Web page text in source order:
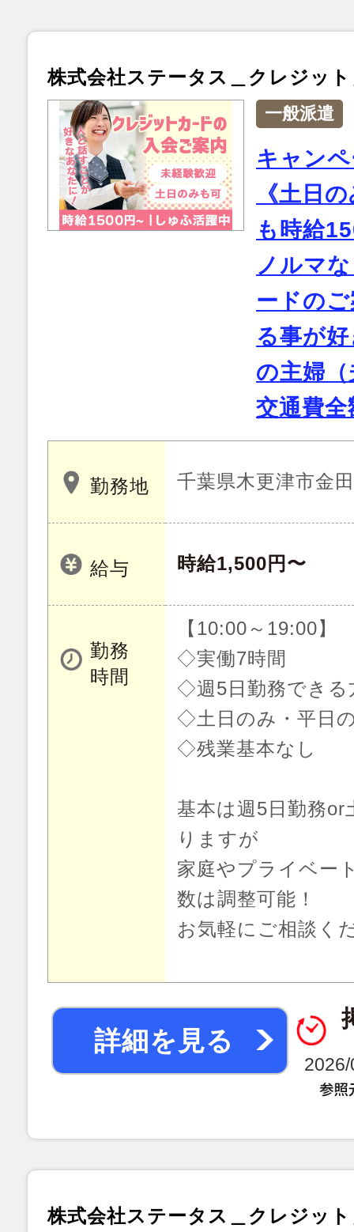
株式会社ステータス＿クレジッ
一般派遣
キャン
《土日
も時給
ノルマ
ードの
る事が
の主婦
交通費
勤務地 千葉県木更津市金田
給与 時給1,500円〜
勤務
時間
【10:00～19:00】
◇実働7時間
◇週5日勤務できる
◇土日のみ・平日
◇残業基本なし
基本は週5日勤務
りますが
家庭やプライベー
数は調整可能！
お気軽にご相談く
詳細を見る
株式会社ステータス＿クレジッ